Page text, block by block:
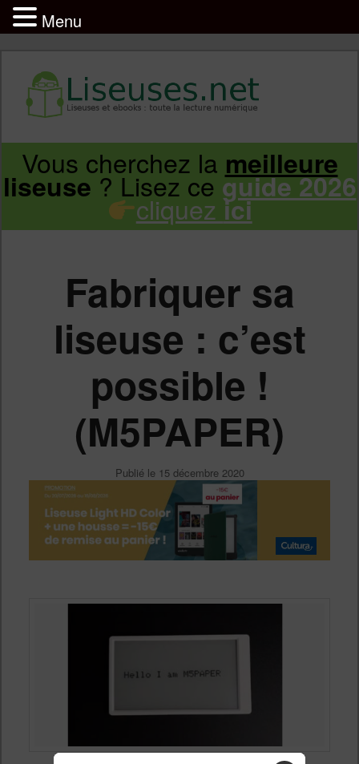
Infos sur les liseuses Kindle, Kobo,
Vivlio, Pocketbook
Aller
principal
Aller
secondaire
Vous cherchez la meilleure
liseuse? Lisez ceguide 2026
cliquez ici
Fabriquer sa
liseuse : c’est
possible !
(M5PAPER)
Publié le 15 décembre 2020
Menu